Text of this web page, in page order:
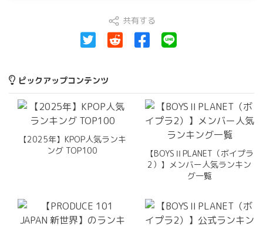
共有する
ピックアップコンテンツ
【2025年】KPOP人気ランキ
ング TOP100
【BOYSⅡPLANET（ボイプラ
2）】メンバー人気ランキン
グ一覧